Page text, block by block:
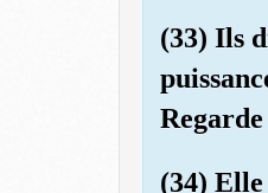
(33) Ils
(34)